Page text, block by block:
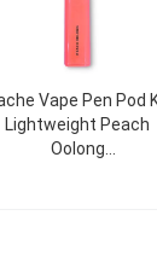
Vape Pen Pod
Lightweight Peach
Oolong